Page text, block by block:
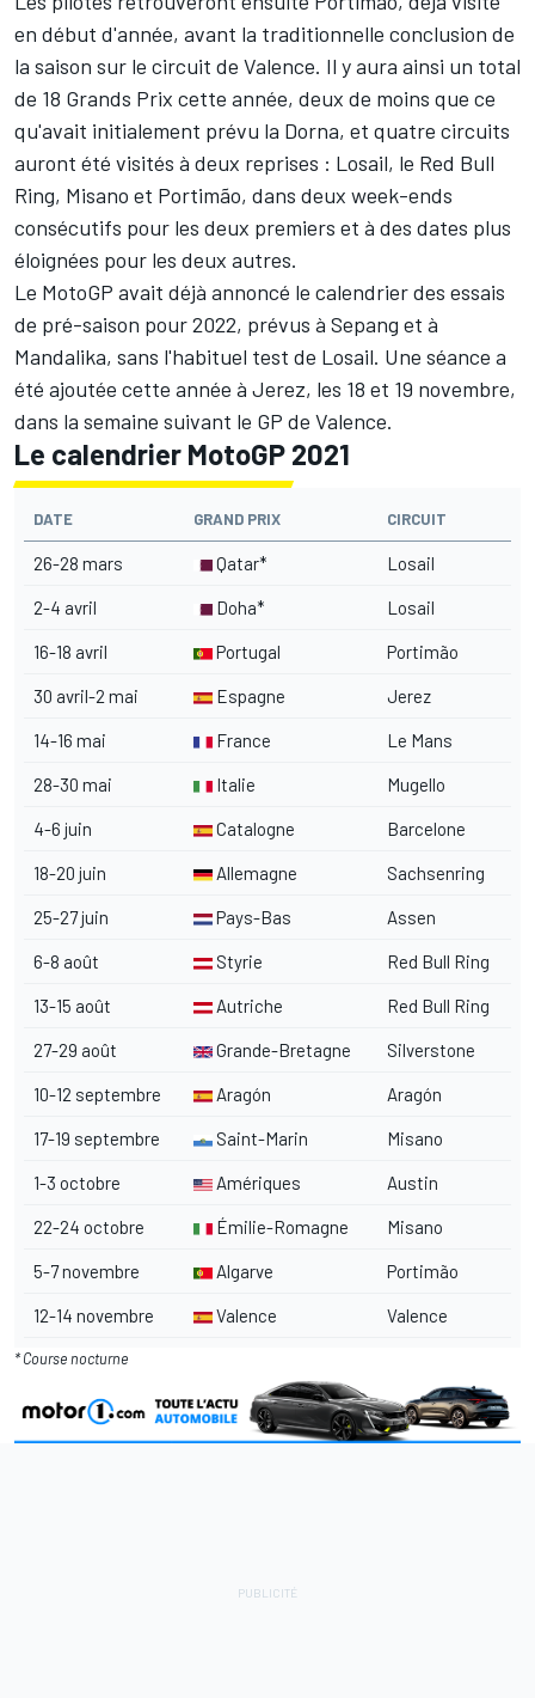
en début d'année, avant la traditionnelle conclusion de
la saison sur le circuit de Valence. Il y aura ainsi un total
de 18 Grands Prix cette année, deux de moins que ce
qu'avait initialement prévu la Dorna, et quatre circuits
auront été visités à deux reprises : Losail, le Red Bull
Ring, Misano et Portimão, dans deux week-ends
consécutifs pour les deux premiers et à des dates plus
éloignées pour les deux autres.
Le MotoGP avait déjà annoncé le calendrier des essais
de pré-saison pour 2022, prévus à Sepang et à
Mandalika, sans l'habituel test de Losail. Une séance a
été ajoutée cette année à Jerez, les 18 et 19 novembre,
dans la semaine suivant le GP de Valence.
Le calendrier MotoGP 2021
DATE GRAND PRIX CIRCUIT
26-28 mars Qatar* Losail
2-4 avril Doha* Losail
16-18 avril Portugal Portimão
30 avril-2 mai Espagne Jerez
14-16 mai France Le Mans
28-30 mai Italie Mugello
4-6 juin Catalogne Barcelone
18-20 juin Allemagne Sachsenring
25-27 juin Pays-Bas Assen
6-8 août Styrie Red Bull Ring
13-15 août Autriche Red Bull Ring
27-29 août Grande-Bretagne Silverstone
10-12 septembre Aragón Aragón
17-19 septembre Saint-Marin Misano
1-3 octobre Amériques Austin
22-24 octobre Émilie-Romagne Misano
5-7 novembre Algarve Portimão
12-14 novembre Valence Valence
* Course nocturne